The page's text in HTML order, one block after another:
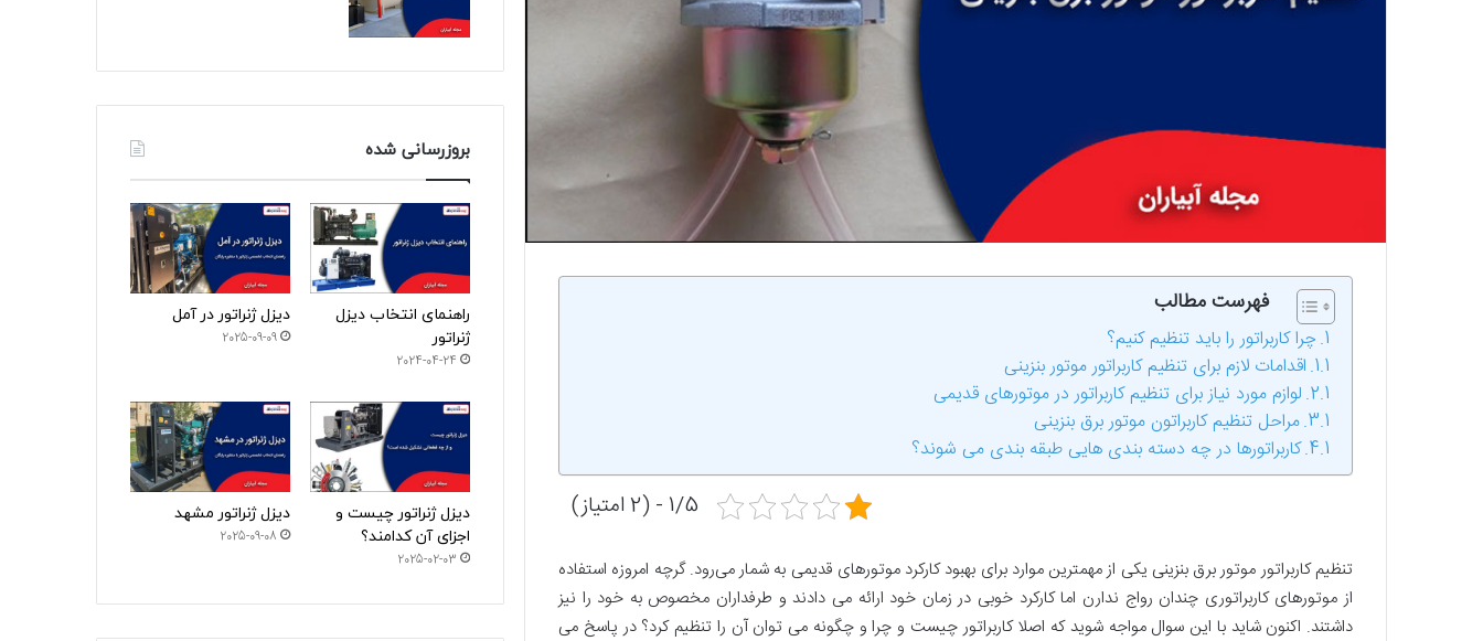
فهرست مطالب
چرا کاربراتور را باید تنظیم کنیم؟
اقدامات لازم برای تنظیم کاربراتور موتور بنزینی
لوازم مورد نیاز برای تنظیم کاربراتور در موتورهای قدیمی
مراحل تنظیم کاربراتون موتور برق بنزینی
کاربراتورها در چه دسته بندی هایی طبقه بندی می شوند؟
1/5 - (2 امتیاز)
تنظیم کاربراتور موتور برق بنزینی یکی از مهمترین موارد برای بهبود کارکرد موتورهای قدیمی به شمار می‌رود. گرچه امروزه استفاده
از موتورهای کاربراتوری چندان رواج ندارن اما کارکرد خوبی در زمان خود ارائه می دادند و طرفداران مخصوص به خود را نیز
داشتند. اکنون شاید با این سوال مواجه شوید که اصلا کاربراتور چیست و چرا و چگونه می توان آن را تنظیم کرد؟ در پاسخ می
بروزرسانی شده
راهنمای انتخاب دیزل
ژنراتور
2024-04-24
دیزل ژنراتور در آمل
2025-09-09
دیزل ژنراتور چیست و
اجزای آن کدامند؟
2025-02-03
دیزل ژنراتور مشهد
2025-09-08